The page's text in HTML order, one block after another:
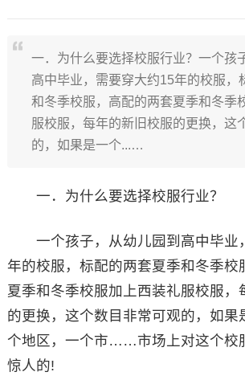
一．为什么要选择校服行业？一个孩
高中毕业，需要穿大约15年的校服，
和冬季校服，高配的两套夏季和冬季
服校服，每年的新旧校服的更换，这
的，如果是一个...…
一．为什么要选择校服行业？
一个孩子，从幼儿园到高中毕业
年的校服，标配的两套夏季和冬季校
夏季和冬季校服加上西装礼服校服，
的更换，这个数目非常可观的，如果
个地区，一个市……市场上对这个校
惊人的!